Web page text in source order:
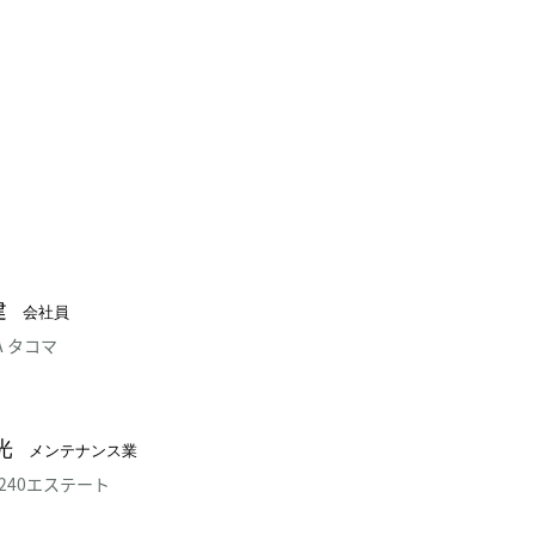
会社員
タコマ
メンテナンス業
エステート